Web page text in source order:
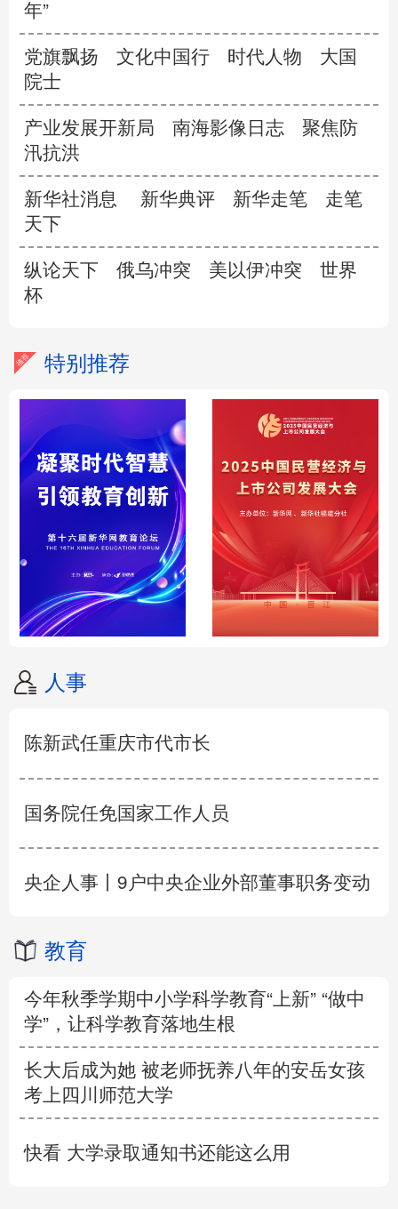
年”
党旗飘扬 文化中国行 时代人物
大国
院士
产业发展开新局 南海影像日志
聚焦防
汛抗洪
新华社消息 新华典评 新华走笔
走笔
天下
纵论天下 俄乌冲突 美以伊冲突
世界
杯
特别推荐
人事
陈新武任重庆市代市长
国务院任免国家工作人员
央企人事丨9户中央企业外部董事职务变动
教育
今年秋季学期中小学科学教育“上新” “做中
学”，让科学教育落地生根
长大后成为她 被老师抚养八年的安岳女孩
考上四川师范大学
快看 大学录取通知书还能这么用